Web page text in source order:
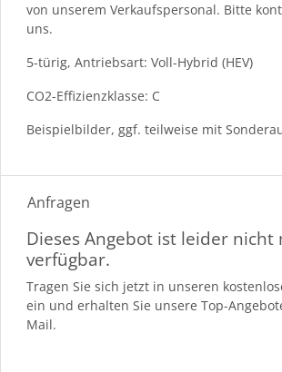
von unserem Verkaufspersonal. Bitte
uns.
5-türig, Antriebsart: Voll-Hybrid (HEV)
CO2-Effizienzklasse: C
Beispielbilder, ggf. teilweise mit
Anfragen
Dieses Angebot ist leider nicht
verfügbar.
Tragen Sie sich jetzt in unseren
ein und erhalten Sie unsere Top-
Mail.